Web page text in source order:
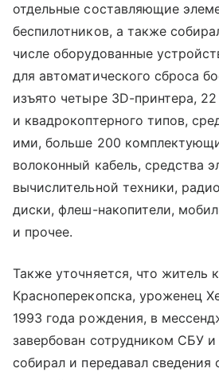
отдельные составляющие
беспилотников, а также
числе оборудованные
для автоматического сброса
изъято четыре ЗD-принтера,
и квадрокоптерного типов,
ими, больше 200
волоконный кабель, средства
вычислительной техники,
диски, флеш-накопители,
и прочее.
Также уточняется, что житель
Красноперекопска, уроженец
1993 года рождения, в
завербован сотрудником СБУ
собирал и передавал сведения